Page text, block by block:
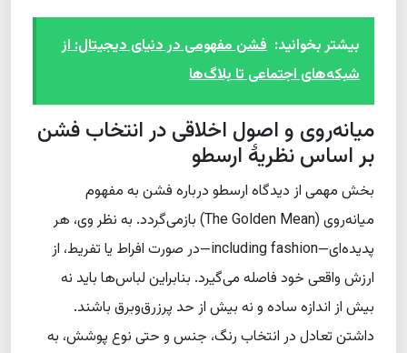
بیشتر بخوانید: فشن مفهومی در دنیای دیجیتال: از
شبکه‌های اجتماعی تا بلاگ‌ها
میانه‌روی و اصول اخلاقی در انتخاب فشن
بر اساس نظریهٔ ارسطو
بخش مهمی از دیدگاه ارسطو درباره فشن به مفهوم
میانه‌روی (The Golden Mean) بازمی‌گردد. به نظر وی، هر
پدیده‌ای—including fashion—در صورت افراط یا تفریط، از
ارزش واقعی خود فاصله می‌گیرد. بنابراین لباس‌ها باید نه
بیش از اندازه ساده و نه بیش از حد پرزرق‌وبرق باشند.
داشتن تعادل در انتخاب رنگ، جنس و حتی نوع پوشش، به